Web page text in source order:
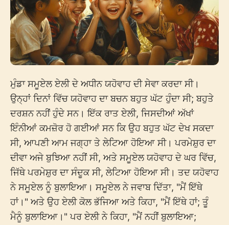
ਮੁੰਡਾ ਸਮੂਏਲ ਏਲੀ ਦੇ ਅਧੀਨ ਯਹੋਵਾਹ ਦੀ ਸੇਵਾ ਕਰਦਾ ਸੀ।
ਉਨ੍ਹਾਂ ਦਿਨਾਂ ਵਿੱਚ ਯਹੋਵਾਹ ਦਾ ਬਚਨ ਬਹੁਤ ਘੱਟ ਹੁੰਦਾ ਸੀ; ਬਹੁਤੇ
ਦਰਸ਼ਨ ਨਹੀਂ ਹੁੰਦੇ ਸਨ। ਇੱਕ ਰਾਤ ਏਲੀ, ਜਿਸਦੀਆਂ ਅੱਖਾਂ
ਇੰਨੀਆਂ ਕਮਜ਼ੋਰ ਹੋ ਗਈਆਂ ਸਨ ਕਿ ਉਹ ਬਹੁਤ ਘੱਟ ਦੇਖ ਸਕਦਾ
ਸੀ, ਆਪਣੀ ਆਮ ਜਗ੍ਹਾ ਤੇ ਲੇਟਿਆ ਹੋਇਆ ਸੀ। ਪਰਮੇਸ਼ੁਰ ਦਾ
ਦੀਵਾ ਅਜੇ ਬੁਝਿਆ ਨਹੀਂ ਸੀ, ਅਤੇ ਸਮੂਏਲ ਯਹੋਵਾਹ ਦੇ ਘਰ ਵਿੱਚ,
ਜਿੱਥੇ ਪਰਮੇਸ਼ੁਰ ਦਾ ਸੰਦੂਕ ਸੀ, ਲੇਟਿਆ ਹੋਇਆ ਸੀ। ਤਦ ਯਹੋਵਾਹ
ਨੇ ਸਮੂਏਲ ਨੂੰ ਬੁਲਾਇਆ। ਸਮੂਏਲ ਨੇ ਜਵਾਬ ਦਿੱਤਾ, "ਮੈਂ ਇੱਥੇ
ਹਾਂ।" ਅਤੇ ਉਹ ਏਲੀ ਕੋਲ ਭੱਜਿਆ ਅਤੇ ਕਿਹਾ, "ਮੈਂ ਇੱਥੇ ਹਾਂ; ਤੂੰ
ਮੈਨੂੰ ਬੁਲਾਇਆ।" ਪਰ ਏਲੀ ਨੇ ਕਿਹਾ, "ਮੈਂ ਨਹੀਂ ਬੁਲਾਇਆ;